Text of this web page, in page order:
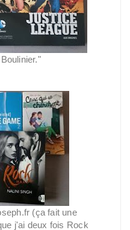
(ça fait une
j'ai deux fois Rock